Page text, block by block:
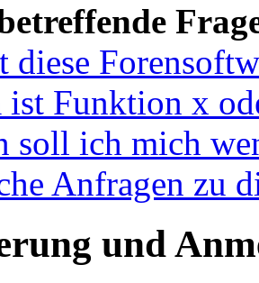
diese
ist Funktion x
soll ich mich
Anfragen zu
und